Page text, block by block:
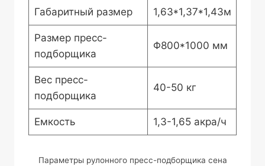
Габаритный размер 1,63*1,37*1,43м
Размер пресс-
подборщика
Φ800*1000 мм
Вес пресс-
подборщика
40-50 кг
Емкость 1,3-1,65 акра/ч
Параметры рулонного пресс-подборщика сена